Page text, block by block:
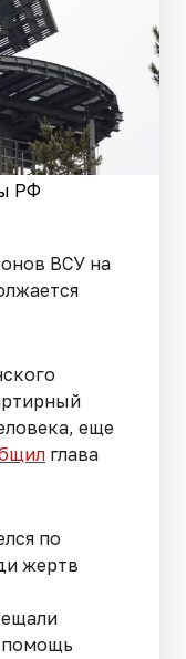
РФ
ВСУ на
еще
глава
по
жертв
помощь